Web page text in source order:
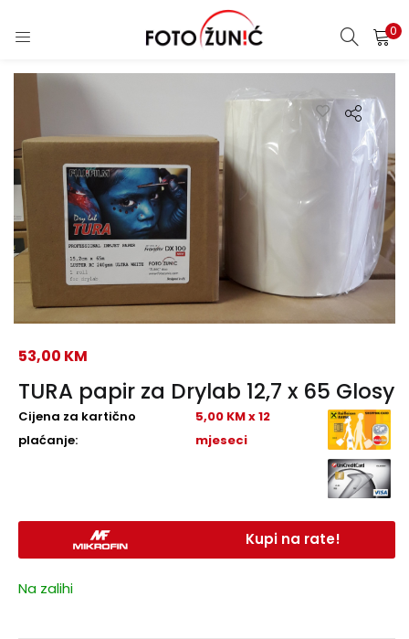
0
TURA papir za Drylab 12,7 x 65 Glosy
53,00 KM
Cijena za kartično
plaćanje:
5,00 KM x 12
mjeseci
Kupi na rate!
Na zalihi